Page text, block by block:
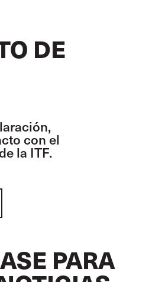
DE
con el
la ITF.
PARA